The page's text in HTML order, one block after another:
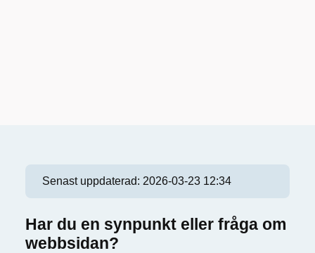
Senast uppdaterad: 2026-03-23 12:34
Har du en synpunkt eller fråga om
webbsidan?